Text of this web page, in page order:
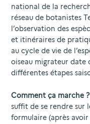
national de la
réseau de botanistes
l’observation des
et itinéraires de
au cycle de vie de
oiseau migrateur date
différentes étapes
Comment ça marche ?
suffit de se rendre sur
formulaire (après